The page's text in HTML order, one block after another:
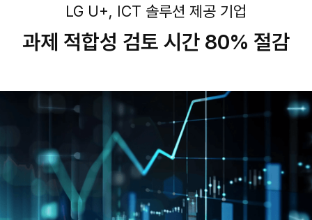
LG U+, ICT 솔루션 제공 기업
과제 적합성 검토 시간 80% 절감